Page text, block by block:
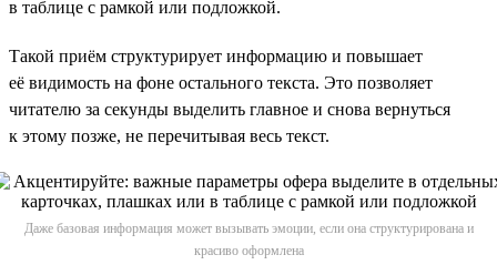
в таблице с рамкой или подложкой.
Такой приём структурирует информацию и повышает
её видимость на фоне остального текста. Это позволяет
читателю за секунды выделить главное и снова вернуться
к этому позже, не перечитывая весь текст.
Даже базовая информация может вызывать эмоции, если она структурирована и
красиво оформлена